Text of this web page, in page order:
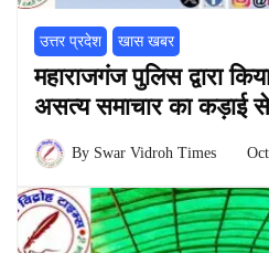
उत्तर प्रदेश खास खबर
महाराजगंज पुलिस द्वारा
असत्य समाचार का कड़ाई
By Swar Vidroh Times